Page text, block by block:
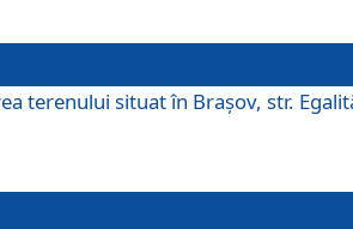
terenului situat în Braşov, str.